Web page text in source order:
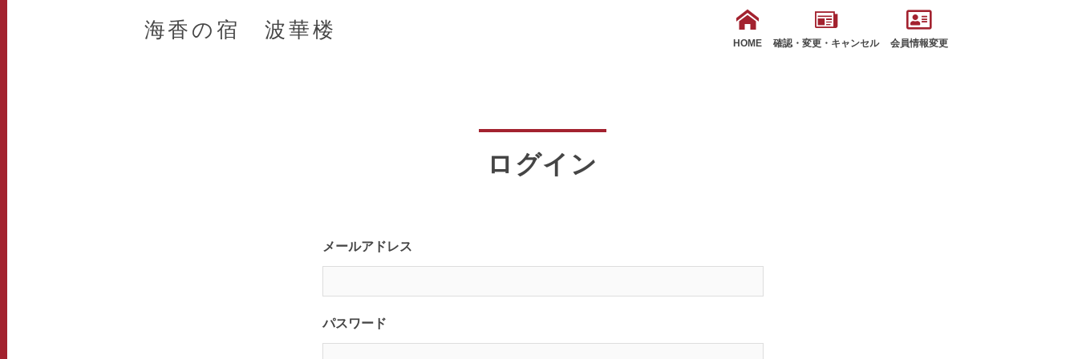
海香の宿 波華楼
HOME 確認・変更・キャンセル 会員情報変更
ログイン
メールアドレス
パスワード